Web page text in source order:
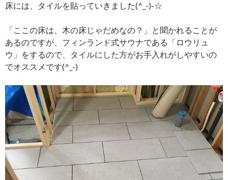
床には、タイルを貼っていきました(^_-)-☆
「ここの床は、木の床じゃだめなの？」と聞かれることが
あるのですが、フィンランド式サウナである「ロウリュ
ウ」をするので、タイルにした方がお手入れがしやすいの
でオススメです(^_-)